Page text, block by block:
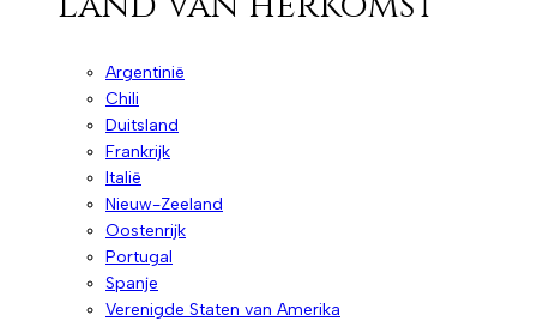
Argentinië
Chili
Duitsland
Frankrijk
Italië
Nieuw-Zeeland
Oostenrijk
Portugal
Spanje
Verenigde Staten van Amerika